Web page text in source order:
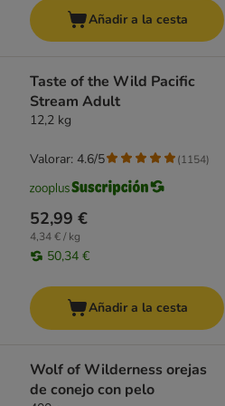
Añadir a la cesta
Taste of the Wild Pacific
Stream Adult
12,2 kg
52,99 €
4,34 € / kg
50,34 €
Valorar: 4.6/5 (1154)
Añadir a la cesta
Wolf of Wilderness orejas
de conejo con pelo